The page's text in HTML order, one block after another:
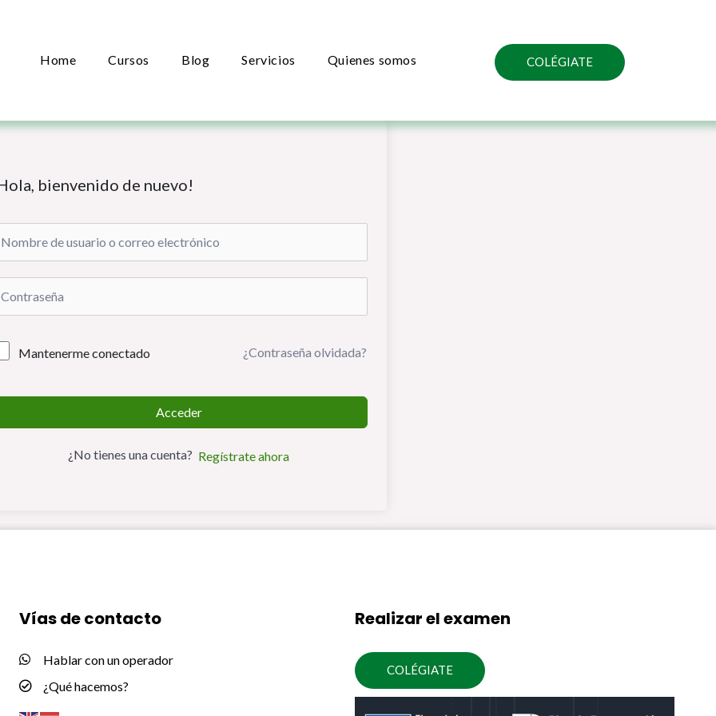
Home Cursos Blog Servicios Quienes somos COLÉGIATE
bienvenido de nuevo!
Mantenerme conectado ¿Contraseña olvidada?
Acceder
¿No tienes una cuenta? Regístrate ahora
Vías de contacto
Hablar con un operador
¿Qué hacemos?
Realizar el examen
COLÉGIATE